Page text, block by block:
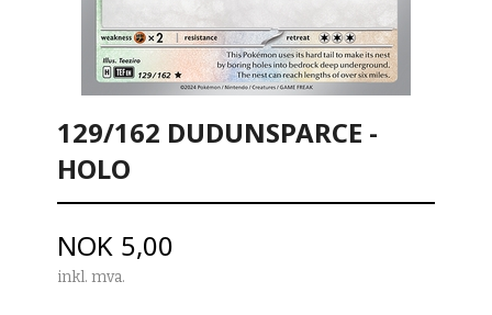
129/162 DUDUNSPARCE -
HOLO
Pris
NOK 5,00
inkl. mva.